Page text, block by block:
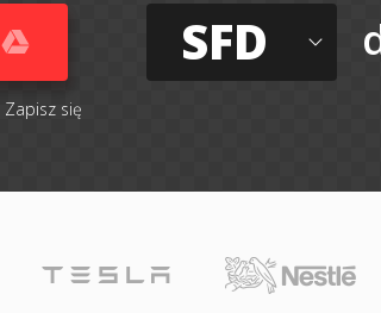
Zapisz się
SFD